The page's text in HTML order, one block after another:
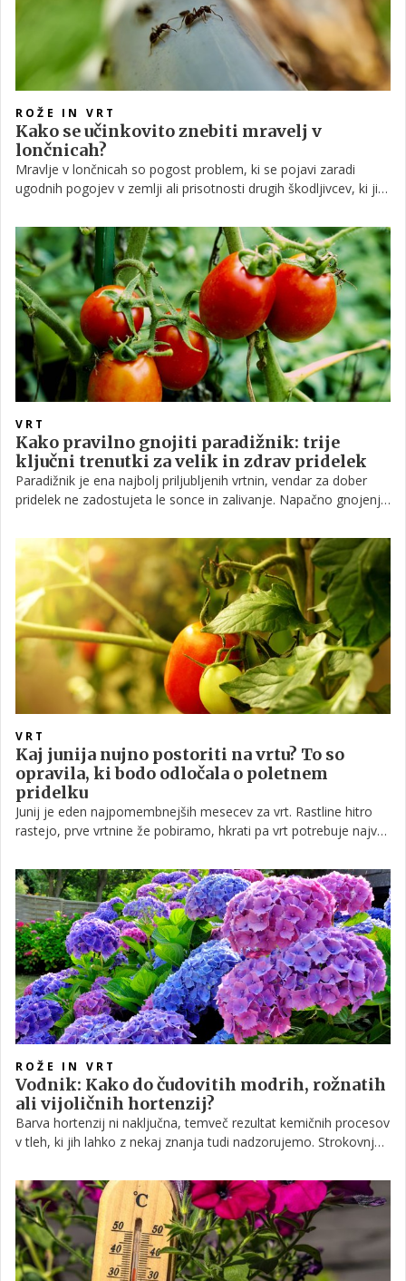
ROŽE IN VRT
Kako se učinkovito znebiti mravelj v
lončnicah?
Mravlje v lončnicah so pogost problem, ki se pojavi zaradi
ugodnih pogojev v zemlji ali prisotnosti drugih škodljivcev, ki jih
VRT
Kako pravilno gnojiti paradižnik: trije
ključni trenutki za velik in zdrav pridelek
Paradižnik je ena najbolj priljubljenih vrtnin, vendar za dober
pridelek ne zadostujeta le sonce in zalivanje. Napačno gnojenje
Preverite, kaj paradižnik potrebuje, in se tako še pravi čas
pripravite na ukrepanje v naslednjih tednih.
VRT
Kaj junija nujno postoriti na vrtu? To so
opravila, ki bodo odločala o poletnem
pridelku
Junij je eden najpomembnejših mesecev za vrt. Rastline hitro
rastejo, prve vrtnine že pobiramo, hkrati pa vrt potrebuje največ
suh, strokovnjaki opozarjajo, da bo pravilna oskrba ključna za
zdrav pridelek skozi vse poletje.
ROŽE IN VRT
Vodnik: Kako do čudovitih modrih, rožnatih
ali vijoličnih hortenzij?
Barva hortenzij ni naključna, temveč rezultat kemičnih procesov
v tleh, ki jih lahko z nekaj znanja tudi nadzorujemo. Strokovnjaki
varno, če razumemo vpliv pH-vrednosti tal in mineralov,
predvsem aluminija, na razvoj cvetov.